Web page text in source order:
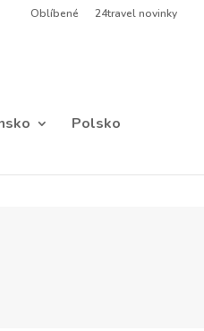
Oblíbené 24travel novinky
Polsko